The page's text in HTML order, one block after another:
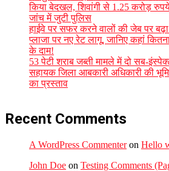
किया बेदखल, शिवांगी से 1.25 करोड़
जांच में जुटी पुलिस
हाईवे पर सफर करने वालों की जेब पर
प्लाजा पर नए रेट लागू, जानिए कहां
के दाम!
53 पेटी शराब जब्ती मामले में दो सब-
सहायक जिला आबकारी अधिकारी की
का प्रस्ताव
Recent Comments
A WordPress Commenteron Hello
John Doe on Testing Comments